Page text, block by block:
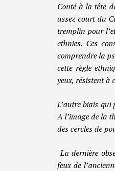
Conté à la tête
assez court du
tremplin pour
ethnies. Ces
comprendre la
cette règle
yeux, résistent à
L’autre biais qui
A l’image de la
des cercles de
La dernière
feux de